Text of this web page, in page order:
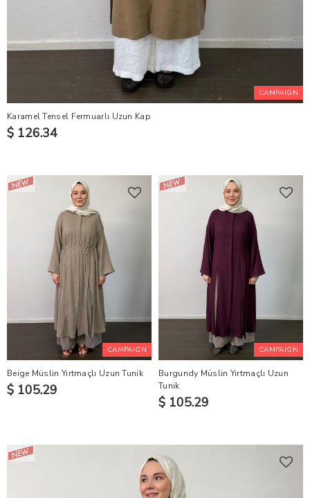
CAMPAIGN
Karamel Tensel Fermuarlı Uzun Kap
$ 126.34
CAMPAIGN
Beige Müslin Yırtmaçlı Uzun Tunik
$ 105.29
CAMPAIGN
Burgundy Müslin Yırtmaçlı Uzun
Tunik
$ 105.29